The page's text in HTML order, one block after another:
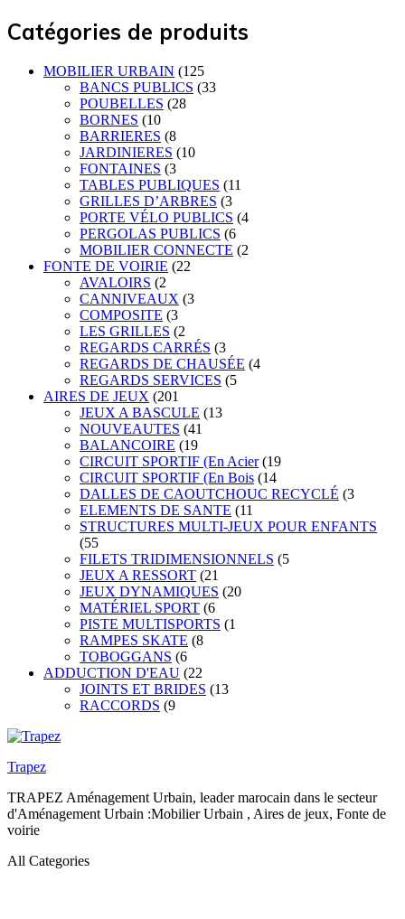
Catégories de produits
MOBILIER URBAIN (125
BANCS PUBLICS (33
POUBELLES (28
BORNES (10
BARRIERES (8
JARDINIERES (10
FONTAINES (3
TABLES PUBLIQUES (11
GRILLES D’ARBRES (3
PORTE VÉLO PUBLICS (4
PERGOLAS PUBLICS (6
MOBILIER CONNECTE (2
FONTE DE VOIRIE (22
AVALOIRS (2
CANNIVEAUX (3
COMPOSITE (3
LES GRILLES (2
REGARDS CARRÉS (3
REGARDS DE CHAUSÉE (4
REGARDS SERVICES (5
AIRES DE JEUX (201
JEUX A BASCULE (13
NOUVEAUTES (41
BALANCOIRE (19
CIRCUIT SPORTIF (En Acier (19
CIRCUIT SPORTIF (En Bois (14
DALLES DE CAOUTCHOUC RECYCLÉ (3
ELEMENTS DE SANTE (11
STRUCTURES MULTI-JEUX POUR ENFANTS
(55
FILETS TRIDIMENSIONNELS (5
JEUX A RESSORT (21
JEUX DYNAMIQUES (20
MATÉRIEL SPORT (6
PISTE MULTISPORTS (1
RAMPES SKATE (8
TOBOGGANS (6
ADDUCTION D'EAU (22
JOINTS ET BRIDES (13
RACCORDS (9
Trapez
TRAPEZ Aménagement Urbain, leader marocain dans le secteur
d'Aménagement Urbain :Mobilier Urbain , Aires de jeux, Fonte de
voirie
All Categories